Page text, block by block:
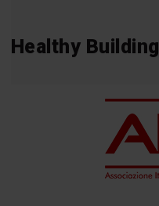
Healthy Building